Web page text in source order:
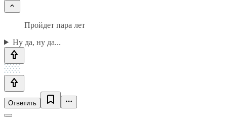
Пройдет пара лет
Ну да, ну да...
Ответить